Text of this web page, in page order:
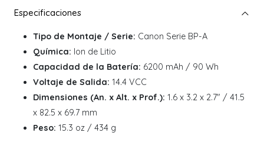
Tipo de Montaje / Serie: Canon Serie BP-A
Química: Ion de Litio
Capacidad de la Batería: 6200 mAh / 90 Wh
Voltaje de Salida: 14.4 VCC
Dimensiones (An. x Alt. x Prof.): 1.6 x 3.2 x 2.7" / 41.5
x 82.5 x 69.7 mm
Peso: 15.3 oz / 434 g